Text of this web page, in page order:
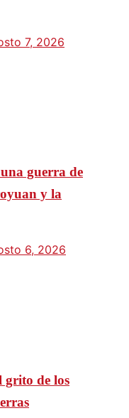
7, 2026
guerra de
y la
6, 2026
grito de los